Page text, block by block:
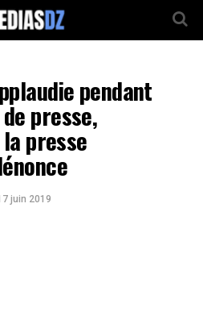
pendant
presse,
presse
juin 2019